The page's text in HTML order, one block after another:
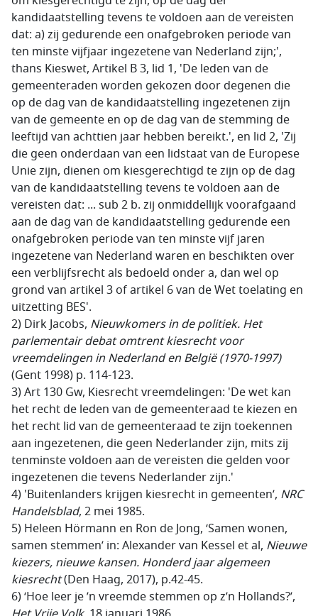
kandidaatstelling tevens te voldoen aan de vereisten
dat: a) zij gedurende een onafgebroken periode van
ten minste vijfjaar ingezetene van Nederland zijn;',
thans Kieswet, Artikel B 3, lid 1, 'De leden van de
gemeenteraden worden gekozen door degenen die
op de dag van de kandidaatstelling ingezetenen zijn
van de gemeente en op de dag van de stemming de
leeftijd van achttien jaar hebben bereikt.', en lid 2, 'Zij
die geen onderdaan van een lidstaat van de Europese
Unie zijn, dienen om kiesgerechtigd te zijn op de dag
van de kandidaatstelling tevens te voldoen aan de
vereisten dat: ... sub 2 b. zij onmiddellijk voorafgaand
aan de dag van de kandidaatstelling gedurende een
onafgebroken periode van ten minste vijf jaren
ingezetene van Nederland waren en beschikten over
een verblijfsrecht als bedoeld onder a, dan wel op
grond van artikel 3 of artikel 6 van de Wet toelating en
uitzetting BES'.
2) Dirk Jacobs, Nieuwkomers in de politiek. Het
parlementair debat omtrent kiesrecht voor
vreemdelingen in Nederland en België (1970-1997)
(Gent 1998) p. 114-123.
3) Art 130 Gw, Kiesrecht vreemdelingen: 'De wet kan
het recht de leden van de gemeenteraad te kiezen en
het recht lid van de gemeenteraad te zijn toekennen
aan ingezetenen, die geen Nederlander zijn, mits zij
tenminste voldoen aan de vereisten die gelden voor
ingezetenen die tevens Nederlander zijn.'
4) 'Buitenlanders krijgen kiesrecht in gemeenten’, NRC
Handelsblad, 2 mei 1985.
5) Heleen Hörmann en Ron de Jong, ‘Samen wonen,
samen stemmen’ in: Alexander van Kessel et al, Nieuwe
kiezers, nieuwe kansen. Honderd jaar algemeen
kiesrecht(Den Haag, 2017), p.42-45.
6) ‘Hoe leer je ’n vreemde stemmen op z’n Hollands?’,